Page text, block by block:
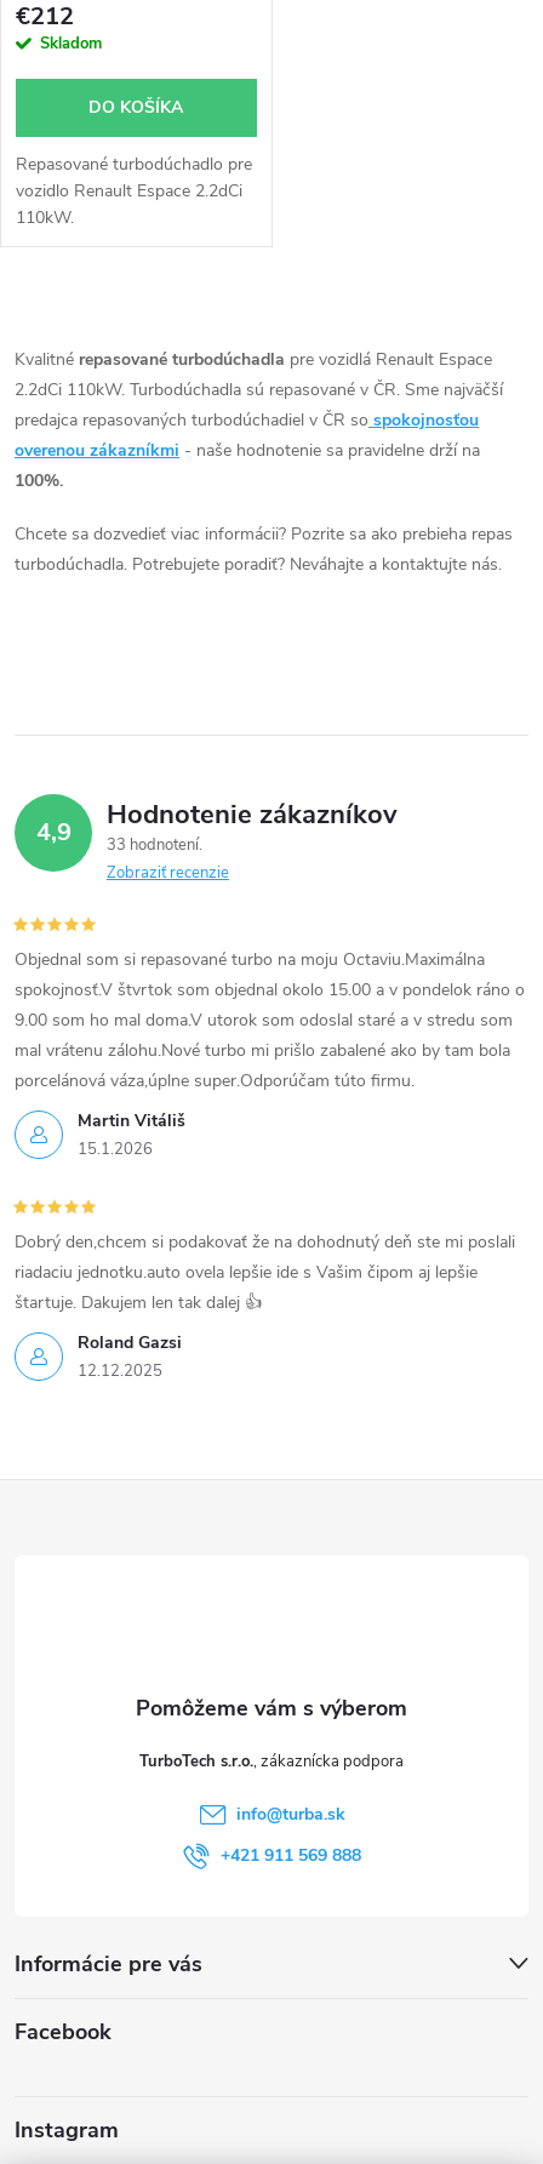
r
d
u
t
o
v
r
o
d
u
k
o
v
€212
Skladom
DO KOŠÍKA
Repasované turbodúchadlo pre
vozidlo Renault Espace 2.2dCi
110kW.
v
l
á
a
r
v
y
v
ý
p
i
s
u
Kvalitné repasované turbodúchadla pre vozidlá Renault Espace
2.2dCi 110kW. Turbodúchadla sú repasované v ČR. Sme najväčší
predajca repasovaných turbodúchadiel v ČR so spokojnosťou
overenou zákazníkmi - naše hodnotenie sa pravidelne drží na
100%.
Chcete sa dozvedieť viac informácii? Pozrite sa ako prebieha repas
turbodúchadla. Potrebujete poradiť? Neváhajte a kontaktujte nás.
4,9 Hodnotenie zákazníkov
33 hodnotení
Zobraziť recenzie
Martin Vitáliš
15.1.2026
Objednal som si repasované turbo na moju Octaviu.Maximálna
spokojnosť.V štvrtok som objednal okolo 15.00 a v pondelok ráno o
9.00 som ho mal doma.V utorok som odoslal staré a v stredu som
mal vrátenu zálohu.Nové turbo mi prišlo zabalené ako by tam bola
porcelánová váza,úplne super.Odporúčam túto firmu.
Roland Gazsi
12.12.2025
Dobrý den,chcem si podakovať že na dohodnutý deň ste mi poslali
riadaciu jednotku.auto ovela lepšie ide s Vašim čipom aj lepšie
štartuje. Dakujem len tak dalej 👍
TurboTech s.r.o.
info@turba.sk
+421 911 569 888
Informácie pre vás
Facebook
Instagram